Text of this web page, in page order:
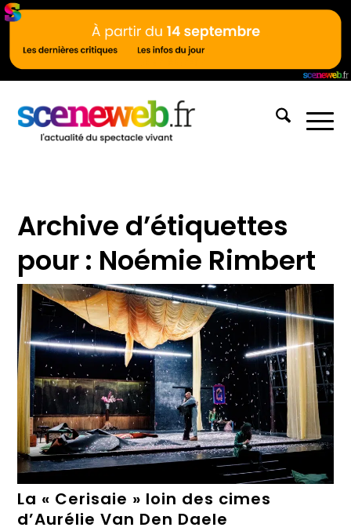
Archive d’étiquettes
pour : Noémie Rimbert
La « Cerisaie » loin des cimes
d’Aurélie Van Den Daele